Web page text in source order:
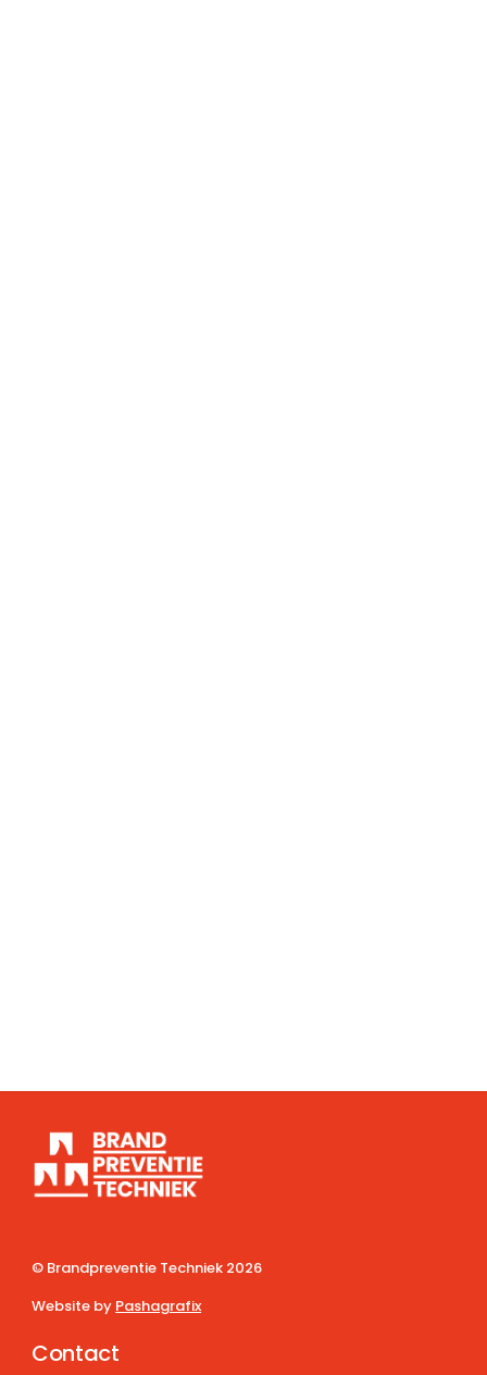
© Brandpreventie Techniek 2026
Website by Pashagrafix
Contact